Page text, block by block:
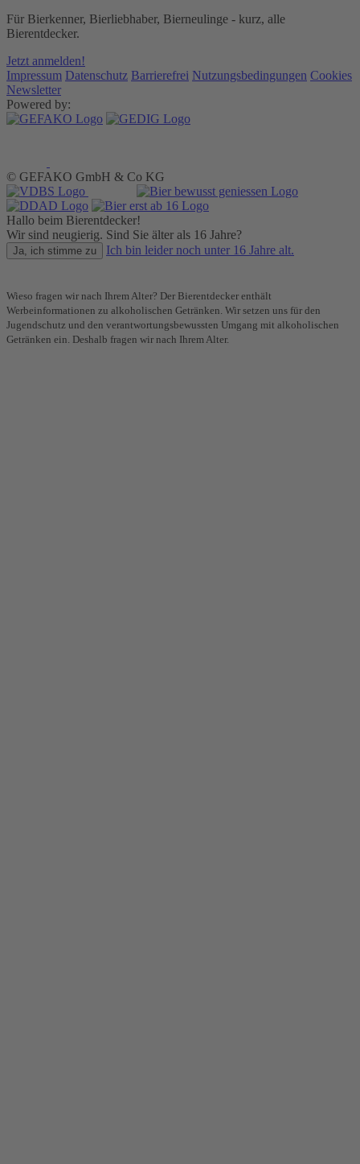
Für Bierkenner, Bierliebhaber, Bierneulinge - kurz, alle
Bierentdecker.
Jetzt anmelden!
Impressum Datenschutz Barrierefrei Nutzungsbedingungen Cookies
Newsletter
Powered by:
© GEFAKO GmbH & Co KG
Hallo beim Bierentdecker!
Wir sind neugierig. Sind Sie älter als 16 Jahre?
Ja, ich stimme zu Ich bin leider noch unter 16 Jahre alt.
Wieso fragen wir nach Ihrem Alter? Der Bierentdecker enthält
Werbeinformationen zu alkoholischen Getränken. Wir setzen uns für den
Jugendschutz und den verantwortungsbewussten Umgang mit alkoholischen
Getränken ein. Deshalb fragen wir nach Ihrem Alter.